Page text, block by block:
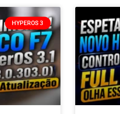
HYPEROS 3